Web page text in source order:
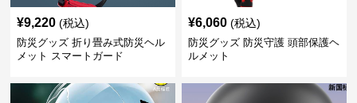
¥9,220 (税込)
防災グッズ 折り畳み式防災ヘル
メット スマートガード
¥6,060 (税込)
防災グッズ 防災守護 頭部保護ヘ
ルメット